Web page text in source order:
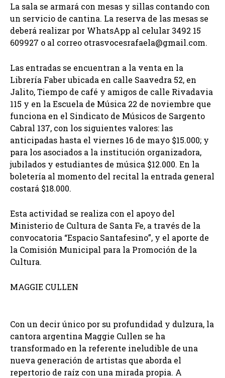
La sala se armará con mesas y sillas contando con
un servicio de cantina. La reserva de las mesas se
deberá realizar por WhatsApp al celular 3492 15
609927 o al correo otrasvocesrafaela@gmail.com.
Las entradas se encuentran a la venta en la
Librería Faber ubicada en calle Saavedra 52, en
Jalito, Tiempo de café y amigos de calle Rivadavia
115 y en la Escuela de Música 22 de noviembre que
funciona en el Sindicato de Músicos de Sargento
Cabral 137, con los siguientes valores: las
anticipadas hasta el viernes 16 de mayo $15.000; y
para los asociados a la institución organizadora,
jubilados y estudiantes de música $12.000. En la
boletería al momento del recital la entrada general
costará $18.000.
Esta actividad se realiza con el apoyo del
Ministerio de Cultura de Santa Fe, a través de la
convocatoria “Espacio Santafesino”, y el aporte de
la Comisión Municipal para la Promoción de la
Cultura.
MAGGIE CULLEN
Con un decir único por su profundidad y dulzura, la
cantora argentina Maggie Cullen se ha
transformado en la referente ineludible de una
nueva generación de artistas que aborda el
repertorio de raíz con una mirada propia. A